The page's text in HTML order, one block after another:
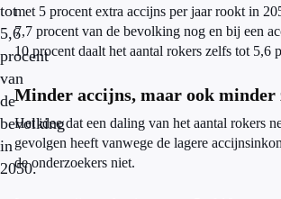
tot
5,6
procent
van
de
bevolking
in
2050.
met 5 procent extra accijns per jaar rookt in
7,7 procent van de bevolking nog en bij een
10 procent daalt het aantal rokers zelfs tot 5,6
Minder accijns, maar ook minder
Het idee dat een daling van het aantal rokers
gevolgen heeft vanwege de lagere
de onderzoekers niet.